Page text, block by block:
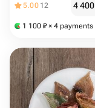
5.00 12 4 400
1 100 ₽ × 4 payments